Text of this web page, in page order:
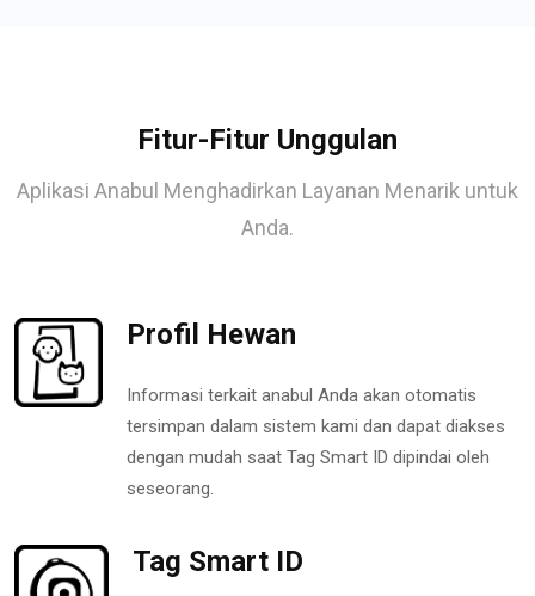
Fitur-Fitur Unggulan
Aplikasi Anabul Menghadirkan Layanan Menarik untuk
Anda.
Profil Hewan
Informasi terkait anabul Anda akan otomatis
tersimpan dalam sistem kami dan dapat diakses
dengan mudah saat Tag Smart ID dipindai oleh
seseorang.
Tag Smart ID